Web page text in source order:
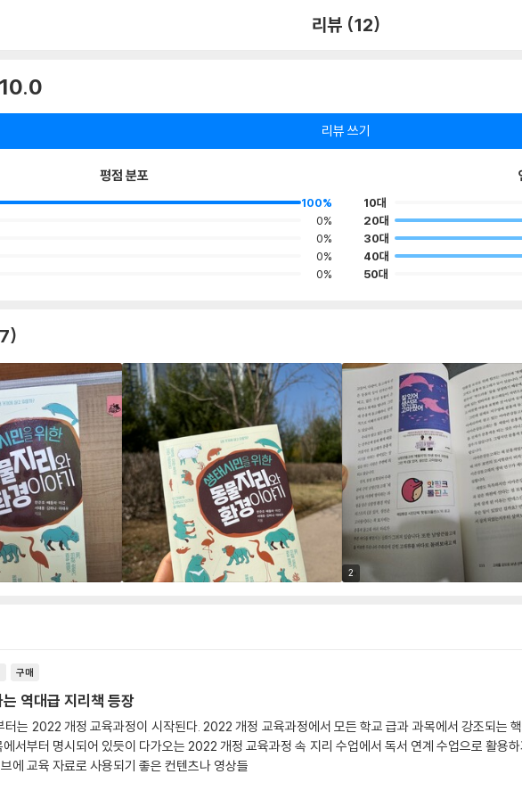
리뷰 (12)
10.0
리뷰 쓰기
평점 분포
100%
0%
0%
0%
0%
10대
20대
30대
40대
50대
2
구매
역대급 지리책 등장
는 2022 개정 교육과정이 시작된다. 2022 개정 교육과정에서 모든 학교 급과 과목에서 강조되는
서부터 명시되어 있듯이 다가오는 2022 개정 교육과정 속 지리 수업에서 독서 연계 수업으로 활용
에 교육 자료로 사용되기 좋은 컨텐츠나 영상들